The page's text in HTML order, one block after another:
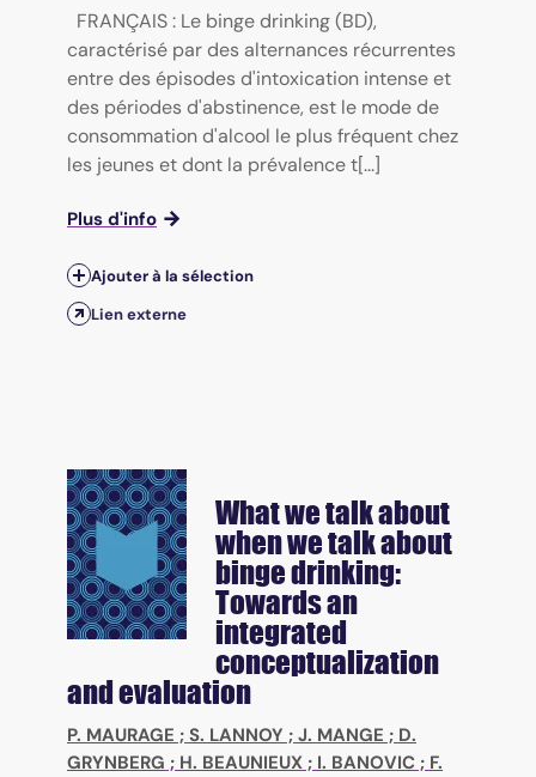
FRANÇAIS : Le binge drinking (BD),
caractérisé par des alternances récurrentes
entre des épisodes d'intoxication intense et
des périodes d'abstinence, est le mode de
consommation d'alcool le plus fréquent chez
les jeunes et dont la prévalence t[...]
Plus d'info
Ajouter à la sélection
Lien externe
What we talk about
when we talk about
binge drinking:
Towards an
integrated
conceptualization
and evaluation
P. MAURAGE ; S. LANNOY ; J. MANGE ; D.
GRYNBERG ; H. BEAUNIEUX ; I. BANOVIC ; F.